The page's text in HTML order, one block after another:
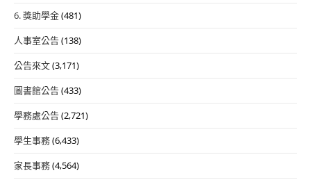
6. 獎助學金(481)
人事室公告(138)
公告來文(3,171)
圖書館公告(433)
學務處公告(2,721)
學生事務(6,433)
家長事務(4,564)